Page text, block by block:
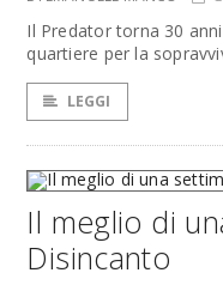
Il Predator torna 30
quartiere per la
LEGGI
Il meglio di
Disincanto